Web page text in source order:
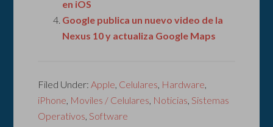
en iOS
Google publica un nuevo video de la
Nexus 10 y actualiza Google Maps
Filed Under:Apple, Celulares, Hardware,
iPhone, Moviles / Celulares, Noticias, Sistemas
Operativos, Software